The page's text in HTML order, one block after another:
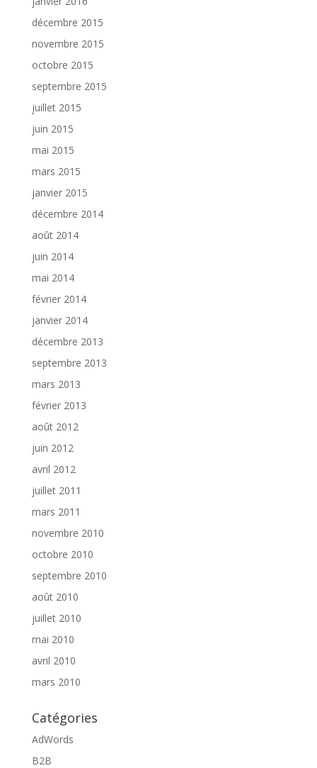
décembre 2015
novembre 2015
octobre 2015
septembre 2015
juillet 2015
juin 2015
mai 2015
mars 2015
janvier 2015
décembre 2014
août 2014
juin 2014
mai 2014
février 2014
janvier 2014
décembre 2013
septembre 2013
mars 2013
février 2013
août 2012
juin 2012
avril 2012
juillet 2011
mars 2011
novembre 2010
octobre 2010
septembre 2010
août 2010
juillet 2010
mai 2010
avril 2010
mars 2010
Catégories
AdWords
B2B